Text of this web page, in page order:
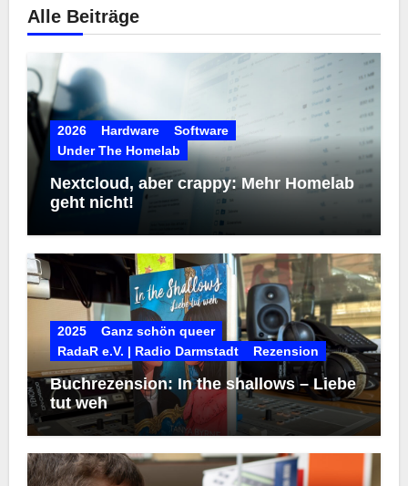
Alle Beiträge
2026 Hardware
Software
Under The Homelab
Nextcloud, aber crappy: Mehr Homelab
geht nicht!
2025
Ganz schön queer
RadaR e.V. | Radio Darmstadt
Rezension
Buchrezension: In the shallows – Liebe
tut weh